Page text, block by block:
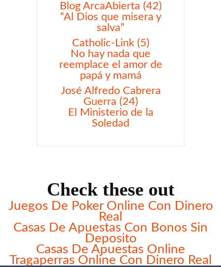
Blog ArcaAbierta (42)
“Al Dios que misera y
salva”
Catholic-Link (5)
No hay nada que
reemplace el amor de
papá y mamá
José Alfredo Cabrera
Guerra (24)
El Ministerio de la
Soledad
Check these out
Juegos De Poker Online Con Dinero
Real
Casas De Apuestas Con Bonos Sin
Deposito
Casas De Apuestas Online
Tragaperras Online Con Dinero Real